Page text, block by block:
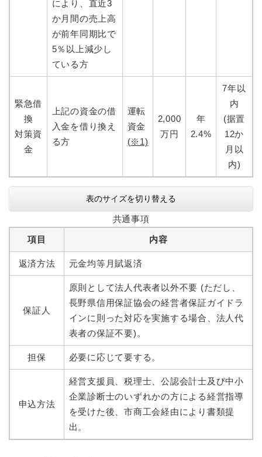
により、直近3
か月間の売上高
が前年同期比で
5％以上減少し
ている方
緊急借
換
対策資
金
上記の資金の借
入金を借り換え
る方
運転
資金
(※1)
2,000
万円
年
2.4%
7年以
内
(据置
12か
月以
内)
表のサイズを切り替える
共通事項
項目 内容
返済方法 元金均等月賦返済
保証人
原則として法人代表者以外不要 (ただし、
長野県信用保証協会の経営者保証ガイドラ
インに則った対応を実施する場合、法人代
表者の保証不要)。
担保 必要に応じて要する。
申込方法
経営支援員、税理士、公認会計士及び中小
企業診断士のいずれかの方による経営指導
を受けた後、市商工会経由により書類提
出。